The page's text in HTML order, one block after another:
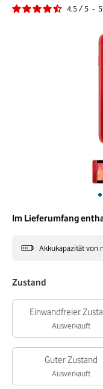
4.5/5 -
Im Lieferumfang
Akkukapazität von
Zustand
Einwandfreier
Ausverkauft
Guter Zustand
Ausverkauft